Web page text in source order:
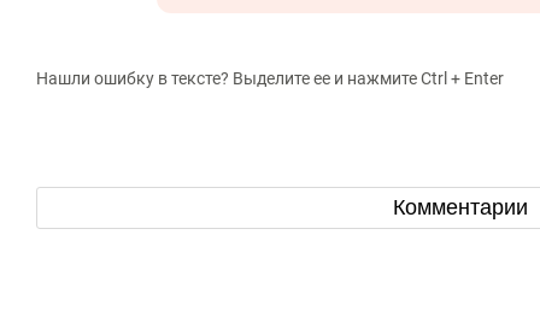
Нашли ошибку в тексте? Выделите ее и нажмите Ctrl + Enter
Комментарии